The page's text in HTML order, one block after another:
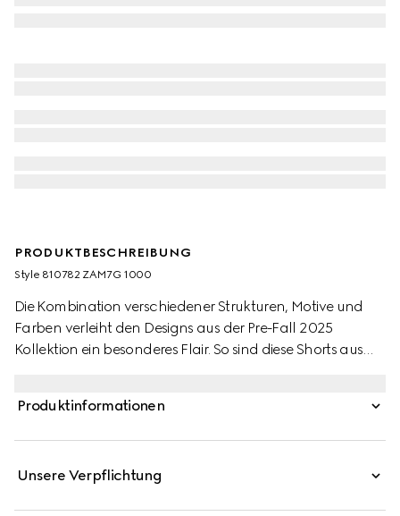
PRODUKTBESCHREIBUNG
Style ‎810782 ZAM7G 1000
Die Kombination verschiedener Strukturen, Motive und
Farben verleiht den Designs aus der Pre-Fall 2025
Kollektion ein besonderes Flair. So sind diese Shorts aus
Produktinformationen
Unsere Verpflichtung